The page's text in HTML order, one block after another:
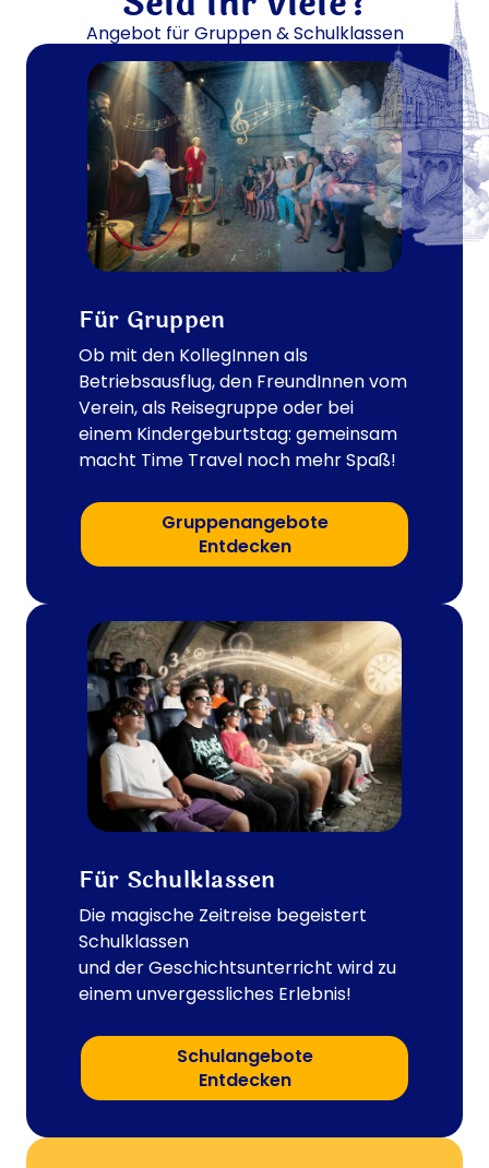
e
u
:
K
I
-
F
o
t
o
p
i
n
t
s
b
e
T
m
T
r
a
v
e
l
V
i
e
n
a
Angebot für Gruppen & Schulklassen
Für Gruppen
Ob mit den KollegInnen als
Betriebsausflug, den FreundInnen vom
Verein, als Reisegruppe oder bei
einem Kindergeburtstag: gemeinsam
macht Time Travel noch mehr Spaß!
Gruppenangebote
Entdecken
Für Schulklassen
Die magische Zeitreise begeistert
Schulklassen
und der Geschichtsunterricht wird zu
einem unvergessliches Erlebnis!
Schulangebote
Entdecken